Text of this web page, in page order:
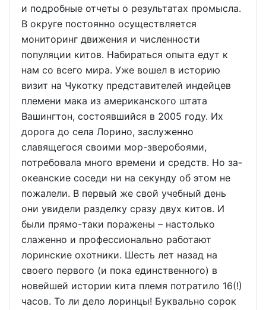
и подробные отчеты о результатах промысла.
В округе постоянно осуществляется
мониторинг движения и численности
популяции китов. Набираться опыта едут к
нам со всего мира. Уже вошел в историю
визит на Чукотку представителей индейцев
племени мака из американского штата
Вашингтон, состоявшийся в 2005 году. Их
дорога до села Лорино, заслуженно
славящегося своими мор-зверобоями,
потребовала много времени и средств. Но за-
океанские соседи ни на секунду об этом не
пожалели. В первый же свой учебный день
они увидели разделку сразу двух китов. И
были прямо-таки поражены – настолько
слаженно и профессионально работают
лоринские охотники. Шесть лет назад на
своего первого (и пока единственного) в
новейшей истории кита племя потратило 16(!)
часов. То ли дело лоринцы! Буквально сорок